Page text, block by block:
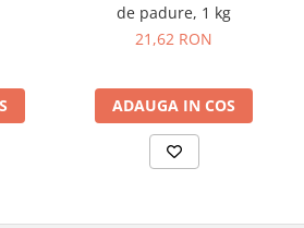
de padure, 1 kg
21,62 RON
ADAUGA IN COS